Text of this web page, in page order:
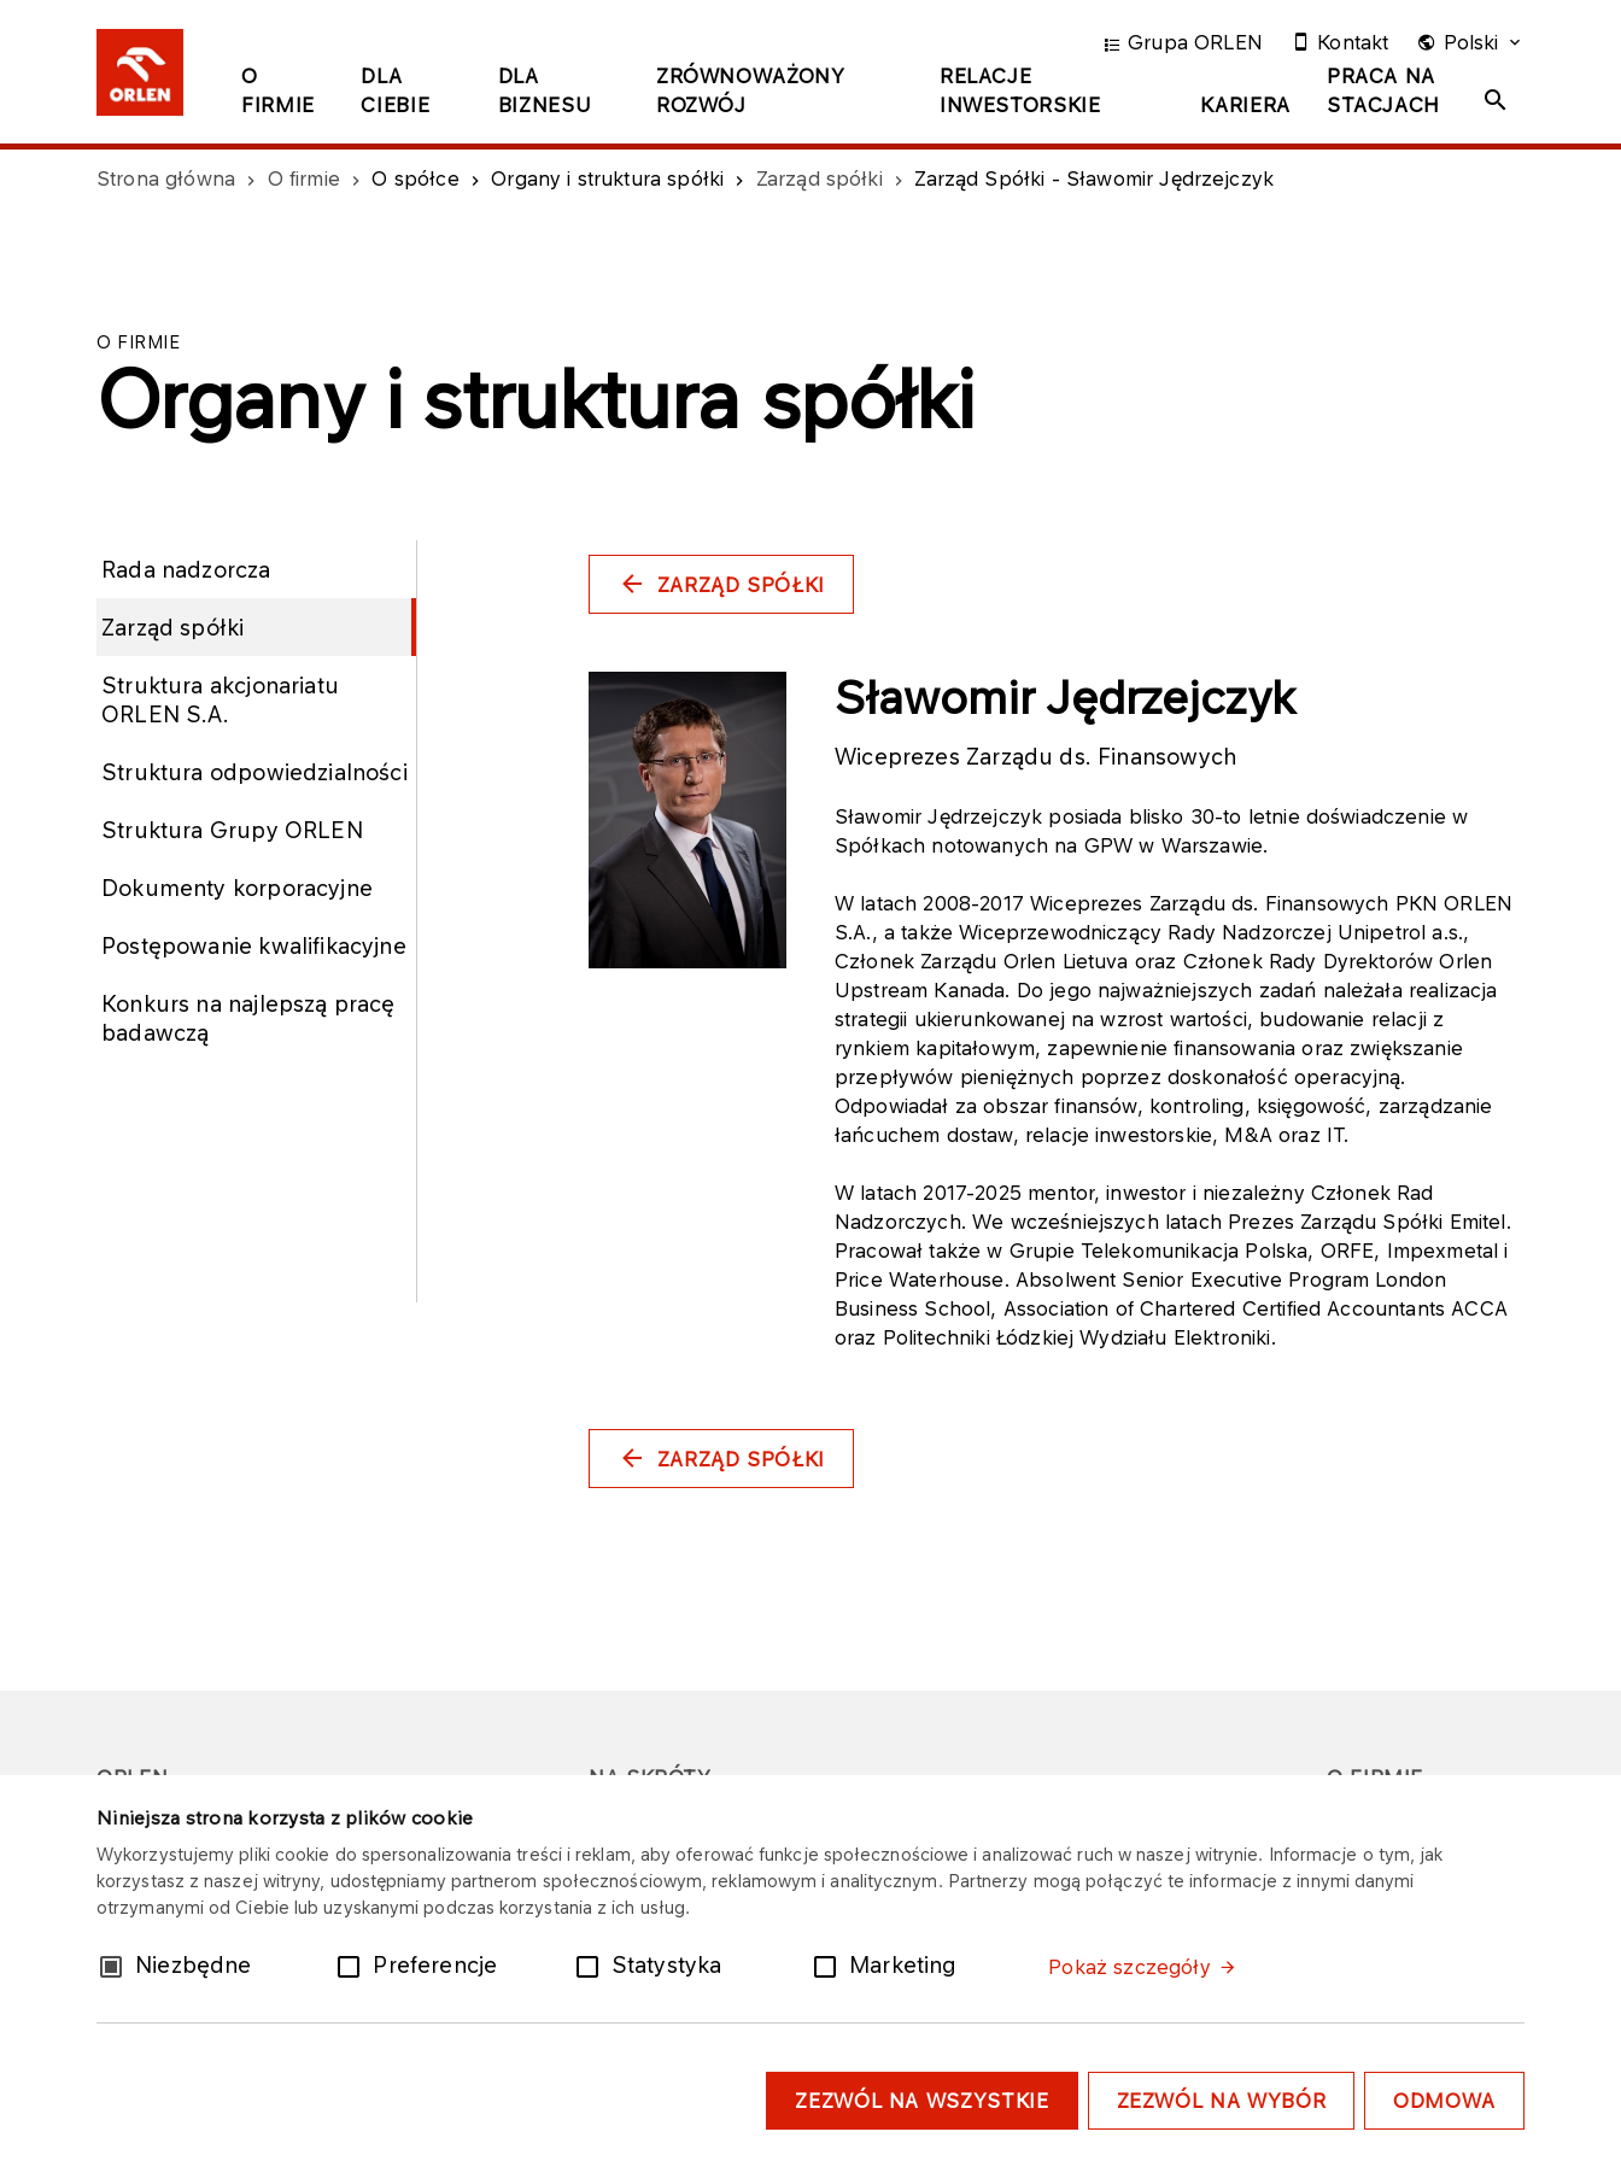
Niniejsza strona korzysta z plików cookie
Wykorzystujemy pliki cookie do spersonalizowania treści i reklam, aby oferować funkcje społecznościowe i analizować ruch w naszej witrynie. Informacje o tym, jak
korzystasz z naszej witryny, udostępniamy partnerom społecznościowym, reklamowym i analitycznym. Partnerzy mogą połączyć te informacje z innymi danymi
otrzymanymi od Ciebie lub uzyskanymi podczas korzystania z ich usług.
WybórNiezbędne Preferencje Statystyka Marketing Pokaż szczegóły
ZEZWÓL NA WSZYSTKIE ZEZWÓL NA WYBÓR ODMOWA
O
FIRMIE
DLA
CIEBIE
DLA
BIZNESU
ZRÓWNOWAŻONY
ROZWÓJ
RELACJE
INWESTORSKIE
KARIERA
PRACA NA
STACJACH
Grupa ORLEN Kontakt Polski
Strona główna O firmie O spółce Organy i struktura spółki Zarząd spółki Zarząd Spółki - Sławomir Jędrzejczyk
O FIRMIE
Organy i struktura spółki
Rada nadzorcza
Zarząd spółki
Struktura akcjonariatu
ORLEN S.A.
Struktura odpowiedzialności
Struktura Grupy ORLEN
Dokumenty korporacyjne
Postępowanie kwalifikacyjne
Konkurs na najlepszą pracę
badawczą
ZARZĄD SPÓŁKI
Sławomir Jędrzejczyk
Wiceprezes Zarządu ds. Finansowych
Sławomir Jędrzejczyk posiada blisko 30-to letnie doświadczenie w
Spółkach notowanych na GPW w Warszawie.
W latach 2008-2017 Wiceprezes Zarządu ds. Finansowych PKN ORLEN
S.A., a także Wiceprzewodniczący Rady Nadzorczej Unipetrol a.s.,
Członek Zarządu Orlen Lietuva oraz Członek Rady Dyrektorów Orlen
Upstream Kanada. Do jego najważniejszych zadań należała realizacja
strategii ukierunkowanej na wzrost wartości, budowanie relacji z
rynkiem kapitałowym, zapewnienie finansowania oraz zwiększanie
przepływów pieniężnych poprzez doskonałość operacyjną.
Odpowiadał za obszar finansów, kontroling, księgowość, zarządzanie
łańcuchem dostaw, relacje inwestorskie, M&A oraz IT.
W latach 2017-2025 mentor, inwestor i niezależny Członek Rad
Nadzorczych. We wcześniejszych latach Prezes Zarządu Spółki Emitel.
Pracował także w Grupie Telekomunikacja Polska, ORFE, Impexmetal i
Price Waterhouse. Absolwent Senior Executive Program London
Business School, Association of Chartered Certified Accountants ACCA
oraz Politechniki Łódzkiej Wydziału Elektroniki.
ZARZĄD SPÓŁKI
ORLEN
Copyright © 1996-2026
Wszystkie prawa zastrzeżone
NA SKRÓTY
oszustwami
Mapa stacji
Dotacje
reklamację
O FIRMIE
Wymagania
Dane osobowe